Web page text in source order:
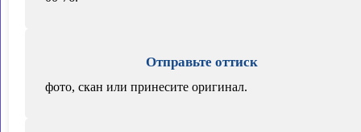
Отправьте оттиск
фото, скан или принесите оригинал.